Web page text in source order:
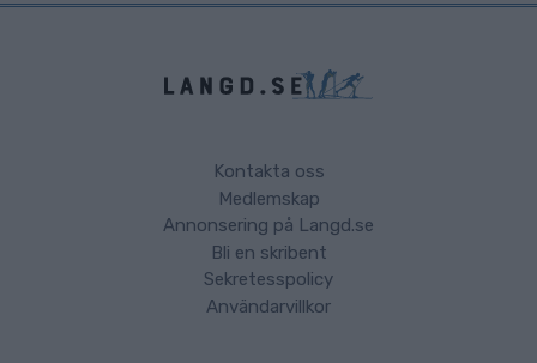
Kontakta oss
Medlemskap
Annonsering på Langd.se
Bli en skribent
Sekretesspolicy
Användarvillkor